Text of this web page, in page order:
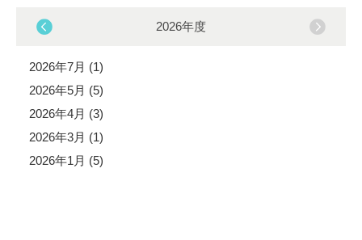
2026年度
2026年7月 (1)
2026年5月 (5)
2026年4月 (3)
2026年3月 (1)
2026年1月 (5)